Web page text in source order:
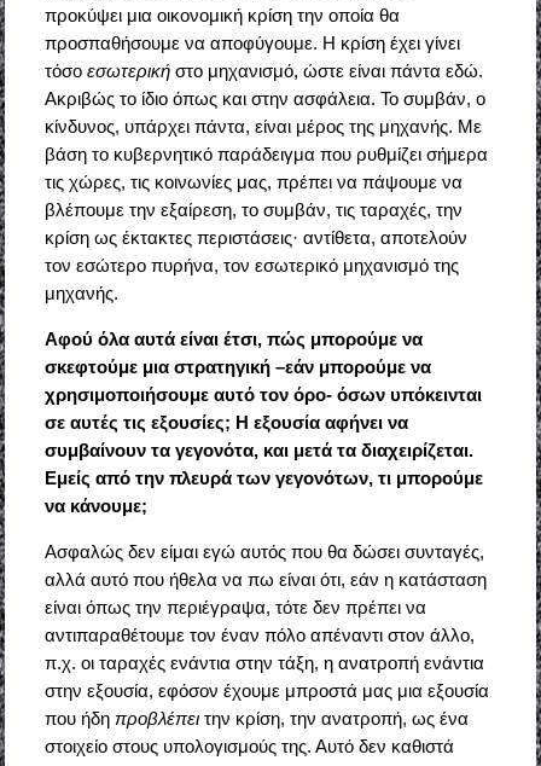
προκύψει μια οικονομική κρίση την οποία θα
προσπαθήσουμε να αποφύγουμε. Η κρίση έχει γίνει
τόσο εσωτερικήστο μηχανισμό, ώστε είναι πάντα εδώ.
Ακριβώς το ίδιο όπως και στην ασφάλεια. Το συμβάν, ο
κίνδυνος, υπάρχει πάντα, είναι μέρος της μηχανής. Με
βάση το κυβερνητικό παράδειγμα που ρυθμίζει σήμερα
τις χώρες, τις κοινωνίες μας, πρέπει να πάψουμε να
βλέπουμε την εξαίρεση, το συμβάν, τις ταραχές, την
κρίση ως έκτακτες περιστάσεις· αντίθετα, αποτελούν
τον εσώτερο πυρήνα, τον εσωτερικό μηχανισμό της
μηχανής.
Αφού όλα αυτά είναι έτσι, πώς μπορούμε να
σκεφτούμε μια στρατηγική –εάν μπορούμε να
χρησιμοποιήσουμε αυτό τον όρο- όσων υπόκεινται
σε αυτές τις εξουσίες; Η εξουσία αφήνει να
συμβαίνουν τα γεγονότα, και μετά τα διαχειρίζεται.
Εμείς από την πλευρά των γεγονότων, τι μπορούμε
να κάνουμε;
Ασφαλώς δεν είμαι εγώ αυτός που θα δώσει συνταγές,
αλλά αυτό που ήθελα να πω είναι ότι, εάν η κατάσταση
είναι όπως την περιέγραψα, τότε δεν πρέπει να
αντιπαραθέτουμε τον έναν πόλο απέναντι στον άλλο,
π.χ. οι ταραχές ενάντια στην τάξη, η ανατροπή ενάντια
στην εξουσία, εφόσον έχουμε μπροστά μας μια εξουσία
που ήδη προβλέπειτην κρίση, την ανατροπή, ως ένα
στοιχείο στους υπολογισμούς της. Αυτό δεν καθιστά